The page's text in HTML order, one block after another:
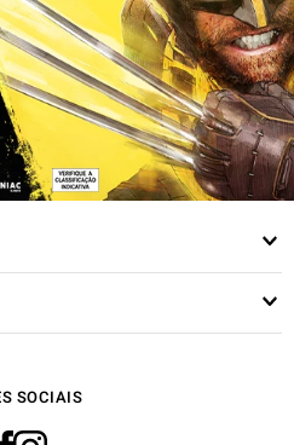
SOCIAIS